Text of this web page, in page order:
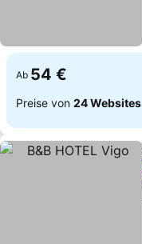
Ab 54 €
Preise von 24 Websites